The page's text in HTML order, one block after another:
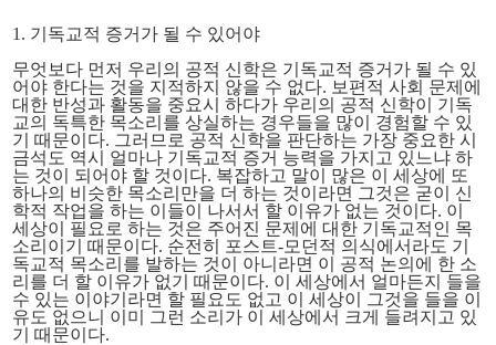
1. 기독교적 증거 가 될 수 있어야
무엇보다 먼저 우리의 공적 신학은 기독교적 증거 가 될 수 있
어야 한다는 것을 지적하지 않을 수 없다. 보편적 사회 문제에
대한 반성과 활동을 중요시 하다가 우리의 공적 신학이 기독
교의 독특한 목소리를 상실하는 경우들을 많이 경험할 수 있
기 때문이다. 그러므로 공적 신학을 판단하는 가장 중요한 시
금석도 역시 얼마나 기독교적 증거 능력을 가지고 있느냐 하
는 것이 되어야 할 것이다. 복잡하고 말이 많은 이 세상에 또
하나의 비슷한 목소리만을 더 하는 것이라면 그것은 굳이 신
학적 작업을 하는 이들이 나서서 할 이유가 없는 것이다. 이
세상이 필요로 하는 것은 주어진 문제에 대한 기독교적인 목
소리이기 때문이다. 순전히 포스트-모던적 의식에서라도 기
독교적 목소리를 발하는 것이 아니라면 이 공적 논의에 한 소
리를 더 할 이유가 없기 때문이다. 이 세상에서 얼마든지 들을
수 있는 이야기라면 할 필요도 없고 이 세상이 그것을 들을 이
유도 없으니 이미 그런 소리가 이 세상에서 크게 들려지고 있
기 때문이다.